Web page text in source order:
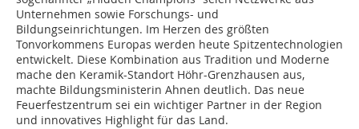
Unternehmen sowie Forschungs- und
Bildungseinrichtungen. Im Herzen des größten
Tonvorkommens Europas werden heute Spitzentechnologien
entwickelt. Diese Kombination aus Tradition und Moderne
mache den Keramik-Standort Höhr-Grenzhausen aus,
machte Bildungsministerin Ahnen deutlich. Das neue
Feuerfestzentrum sei ein wichtiger Partner in der Region
und innovatives Highlight für das Land.